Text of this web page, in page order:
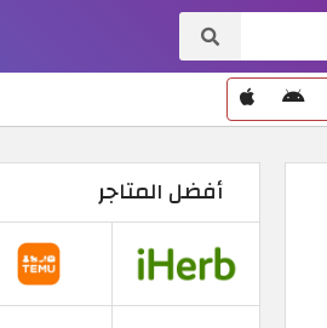
أفضل المتاجر